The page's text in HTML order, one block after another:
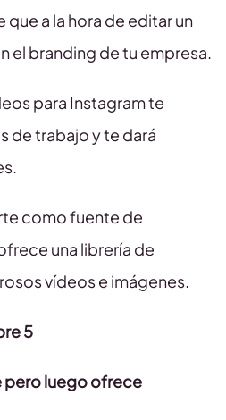
a la hora de editar un
el branding de tu empresa.
para Instagram te
de trabajo y te dará
como fuente de
una librería de
vídeos e imágenes.
5
pero luego ofrece